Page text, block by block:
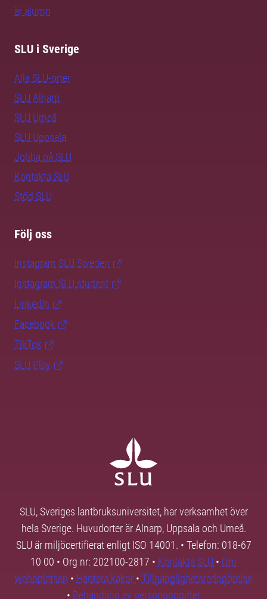
är alumn
SLU i Sverige
Alla SLU-orter
SLU Alnarp
SLU Umeå
SLU Uppsala
Jobba på SLU
Kontakta SLU
Stöd SLU
Följ oss
Instagram SLU.Sweden
Instagram SLU.student
LinkedIn
Facebook
TikTok
SLU Play
SLU, Sveriges lantbruksuniversitet, har verksamhet över
hela Sverige. Huvudorter är Alnarp, Uppsala och Umeå.
SLU är miljöcertifierat enligt ISO 14001. • Telefon: 018-67
10 00 • Org nr: 202100-2817 • Kontakta SLU • Om
webbplatsen • Hantera kakor • Tillgänglighetsredogörelse
• Behandling av personuppgifter